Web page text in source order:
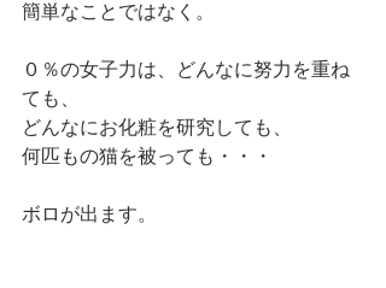
簡単なことではなく。
０％の女子力は、どんなに努力を重ね
ても、
どんなにお化粧を研究しても、
何匹もの猫を被っても・・・
ボロが出ます。